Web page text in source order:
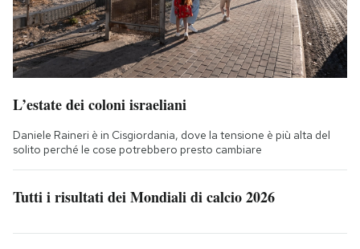
L’estate dei coloni israeliani
Daniele Raineri è in Cisgiordania, dove la tensione è più alta del
solito perché le cose potrebbero presto cambiare
Tutti i risultati dei Mondiali di calcio 2026